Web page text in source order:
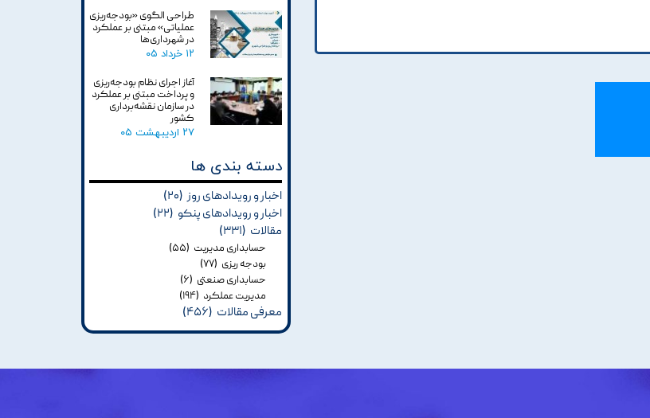
طراحی الگوی «بودجه‌ریزی
عملیاتی» مبتنی بر عملکرد
در شهرداری‌ها
۱۲ خرداد ۰۵
آغاز اجرای نظام بودجه‌ریزی
و پرداخت مبتنی بر عملکرد
در سازمان نقشه‌برداری
کشور
۲۷ اردیبهشت ۰۵
دسته بندی ها
اخبار و رویدادهای روز (۲۰)
اخبار و رویدادهای پنکو (۲۲)
مقالات (۳۳۱)
حسابداری مدیریت (۵۵)
بودجه ریزی (۷۷)
حسابداری صنعتی (۶)
مدیریت عملکرد (۱۹۴)
معرفی مقالات (۴۵۶)